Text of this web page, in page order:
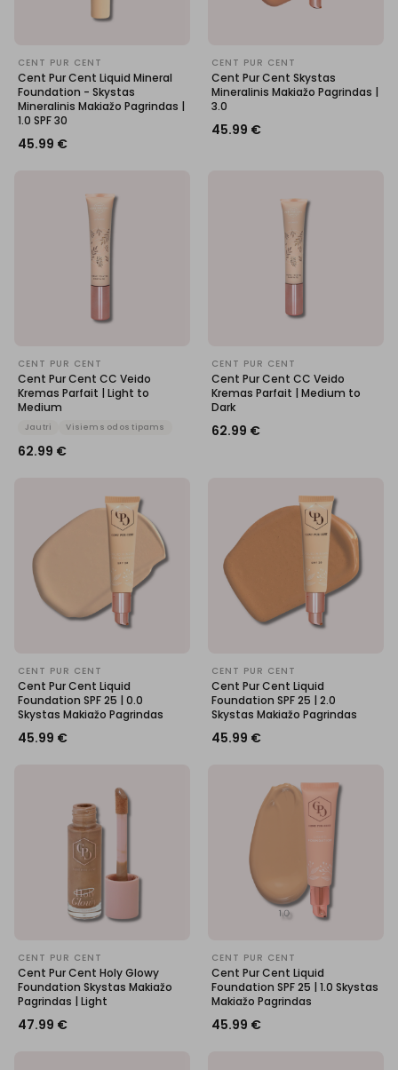
CENT PUR CENT
Cent Pur Cent Liquid Mineral
Foundation - Skystas
Mineralinis Makiažo Pagrindas |
1.0 SPF 30
45.99 €
CENT PUR CENT
Cent Pur Cent Skystas
Mineralinis Makiažo Pagrindas |
3.0
45.99 €
CENT PUR CENT
Cent Pur Cent CC Veido
Kremas Parfait | Light to
Medium
Jautri Visiems odos tipams
62.99 €
CENT PUR CENT
Cent Pur Cent CC Veido
Kremas Parfait | Medium to
Dark
62.99 €
CENT PUR CENT
Cent Pur Cent Liquid
Foundation SPF 25 | 0.0
Skystas Makiažo Pagrindas
45.99 €
CENT PUR CENT
Cent Pur Cent Liquid
Foundation SPF 25 | 2.0
Skystas Makiažo Pagrindas
45.99 €
CENT PUR CENT
Cent Pur Cent Holy Glowy
Foundation Skystas Makiažo
Pagrindas | Light
47.99 €
CENT PUR CENT
Cent Pur Cent Liquid
Foundation SPF 25 | 1.0 Skystas
Makiažo Pagrindas
45.99 €